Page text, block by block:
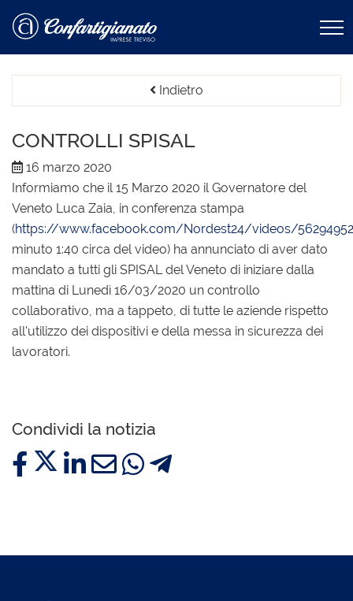
Indietro
CONTROLLI SPISAL
16 marzo 2020
Informiamo che il 15 Marzo 2020 il Governatore del
Veneto Luca Zaia, in conferenza stampa
(https://www.facebook.com/Nordest24/videos/
minuto 1:40 circa del video) ha annunciato di aver dato
mandato a tutti gli SPISAL del Veneto di iniziare dalla
mattina di Lunedì 16/03/2020 un controllo
collaborativo, ma a tappeto, di tutte le aziende rispetto
all'utilizzo dei dispositivi e della messa in sicurezza dei
lavoratori.
Condividi la notizia